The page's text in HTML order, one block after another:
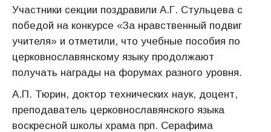
Участники секции поздравили А.Г. Стульцева с
победой на конкурсе «За нравственный подвиг
учителя» и отметили, что учебные пособия по
церковнославянскому языку продолжают
получать награды на форумах разного уровня.
А.П. Тюрин, доктор технических наук, доцент,
преподаватель церковнославянского языка
воскресной школы храма прп. Серафима